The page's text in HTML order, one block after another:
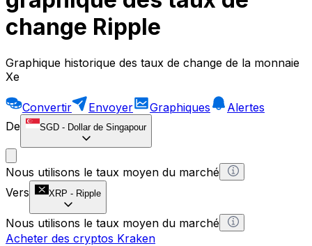
change Ripple
Graphique historique des taux de change de la monnaie
Xe
Convertir Envoyer Graphiques
Alertes
De
SGD - Dollar de Singapour
Nous utilisons le taux moyen du marché
Vers
XRP - Ripple
Nous utilisons le taux moyen du marché
Acheter des cryptos Kraken